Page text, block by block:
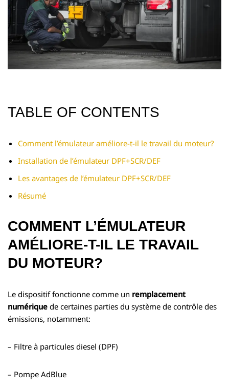
TABLE OF CONTENTS
Comment l’émulateur améliore-t-il le travail du moteur?
Installation de l’émulateur DPF+SCR/DEF
Les avantages de l’émulateur DPF+SCR/DEF
Résumé
COMMENT L’ÉMULATEUR
AMÉLIORE-T-IL LE TRAVAIL
DU MOTEUR?
Le dispositif fonctionne comme un remplacement
numérique de certaines parties du système de contrôle des
émissions, notamment:
– Filtre à particules diesel (DPF)
– Pompe AdBlue